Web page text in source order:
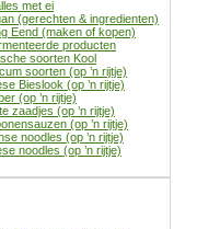
met ei
(gerechten & ingredienten)
Eend (maken of kopen)
producten
soorten Kool
soorten (op ’n rijtje)
Bieslook (op ’n rijtje)
(op ’n rijtje)
zaadjes (op ’n rijtje)
(op ’n rijtje)
noodles (op ’n rijtje)
noodles (op ’n rijtje)